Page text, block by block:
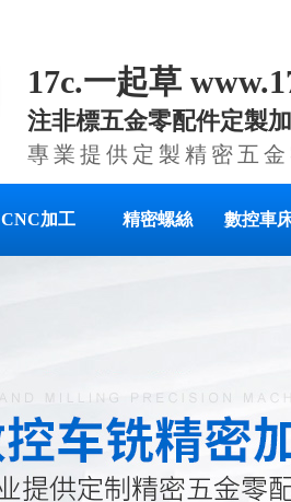
17c.一起草
注非標五金零配件定製
專業提供定製精密五
CNC加工 精密螺絲 數控車